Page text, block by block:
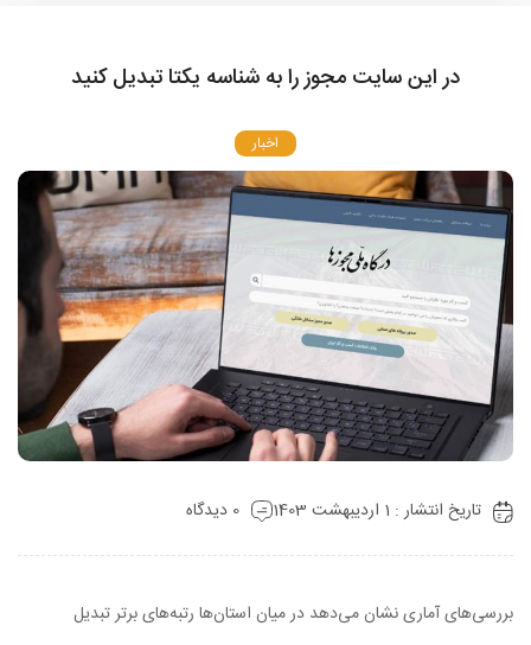
در این سایت مجوز را به شناسه یکتا تبدیل کنید
اخبار
تاریخ انتشار : 1 اردیبهشت 1403 0 دیدگاه
بررسی‌های آماری نشان می‌دهد در میان استان‌ها رتبه‌های برتر تبدیل